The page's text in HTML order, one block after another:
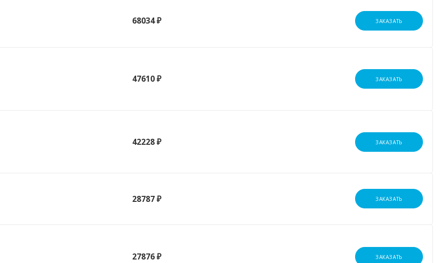
68034 ₽ ЗАКАЗАТЬ
47610 ₽ ЗАКАЗАТЬ
42228 ₽ ЗАКАЗАТЬ
28787 ₽ ЗАКАЗАТЬ
27876 ₽ ЗАКАЗАТЬ